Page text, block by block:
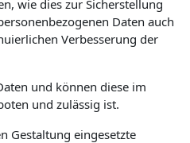
wie dies zur Sicherstellung
Daten auch
Verbesserung der
und können diese im
und zulässig ist.
Gestaltung eingesetzte